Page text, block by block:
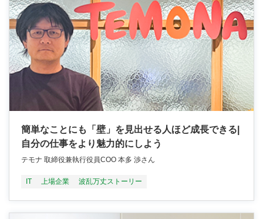
簡単なことにも「壁」を見出せる人ほど成長できる|
自分の仕事をより魅力的にしよう
テモナ 取締役兼執行役員COO 本多 渉さん
IT 上場企業 波乱万丈ストーリー